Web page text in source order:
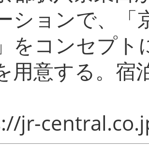
ションで、「
をコンセプト
用意する。宿
jr-